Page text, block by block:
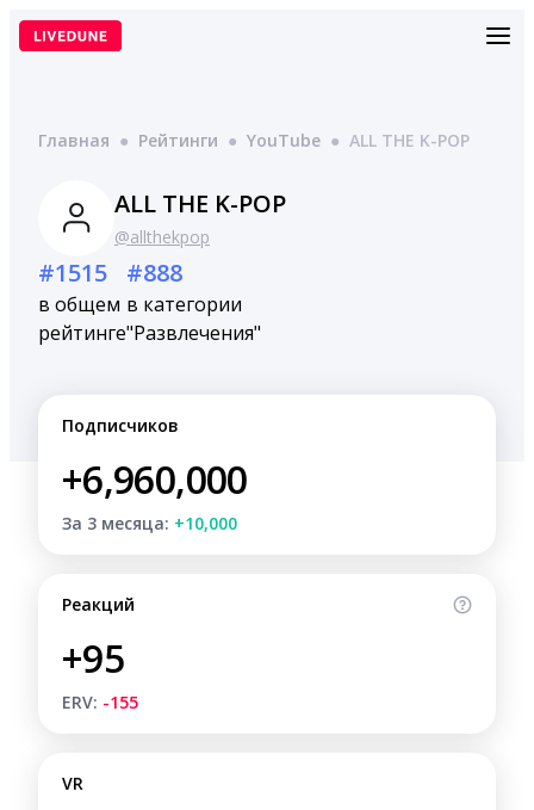
Перейти
Главная ● Рейтинги ● YouTube ● ALL THE K-POP
ALL THE K-POP
@allthekpop
#1515
в общем
рейтинге
#888
в категории
"Развлечения"
Подписчиков
+6,960,000
За 3 месяца: +10,000
Реакций
+95
ERV: -155
VR